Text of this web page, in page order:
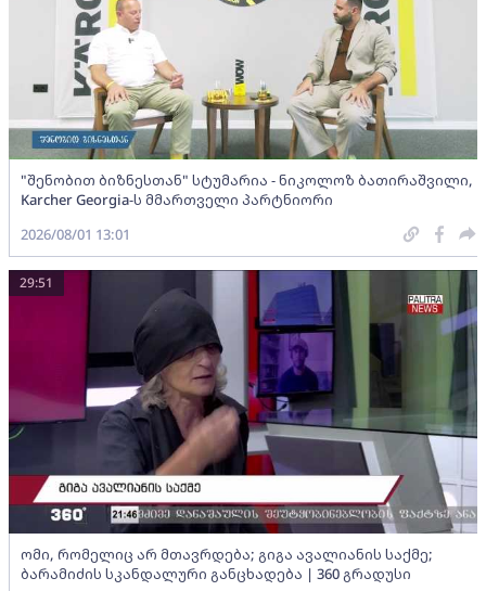
"შენობით ბიზნესთან" სტუმარია - ნიკოლოზ ბათირაშვილი,
Karcher Georgia-ს მმართველი პარტნიორი
2026/08/01 13:01
ომი, რომელიც არ მთავრდება; გიგა ავალიანის საქმე;
ბარამიძის სკანდალური განცხადება | 360 გრადუსი
29:51